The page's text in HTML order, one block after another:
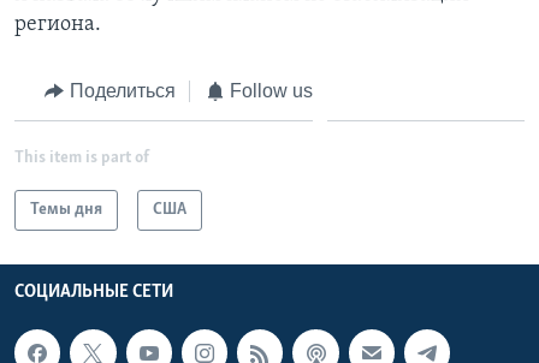
региона.
Поделиться Follow us
This item is part of
Темы дня США
СОЦИАЛЬНЫЕ СЕТИ